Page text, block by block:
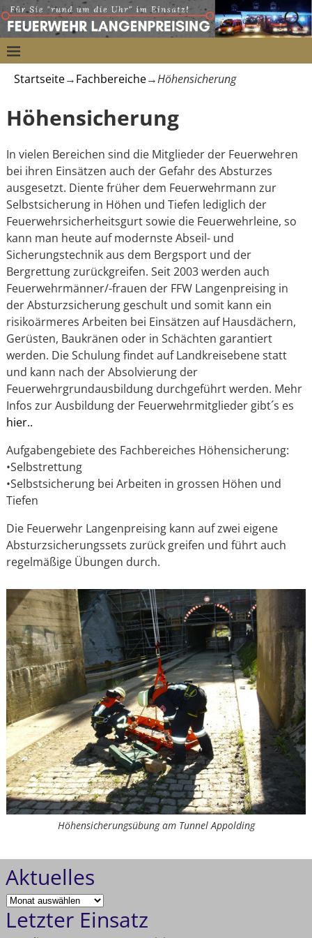
Startseite→Fachbereiche→Höhensicherung
Höhensicherung
In vielen Bereichen sind die Mitglieder der Feuerwehren
bei ihren Einsätzen auch der Gefahr des Absturzes
ausgesetzt. Diente früher dem Feuerwehrmann zur
Selbstsicherung in Höhen und Tiefen lediglich der
Feuerwehrsicherheitsgurt sowie die Feuerwehrleine, so
kann man heute auf modernste Abseil- und
Sicherungstechnik aus dem Bergsport und der
Bergrettung zurückgreifen. Seit 2003 werden auch
Feuerwehrmänner/-frauen der FFW Langenpreising in
der Absturzsicherung geschult und somit kann ein
risikoärmeres Arbeiten bei Einsätzen auf Hausdächern,
Gerüsten, Baukränen oder in Schächten garantiert
werden. Die Schulung findet auf Landkreisebene statt
und kann nach der Absolvierung der
Feuerwehrgrundausbildung durchgeführt werden. Mehr
Infos zur Ausbildung der Feuerwehrmitglieder gibt´s es
hier..
Aufgabengebiete des Fachbereiches Höhensicherung:
•Selbstrettung
•Selbstsicherung bei Arbeiten in grossen Höhen und
Tiefen
Die Feuerwehr Langenpreising kann auf zwei eigene
Absturzsicherungssets zurück greifen und führt auch
regelmäßige Übungen durch.
Höhensicherungsübung am Tunnel Appolding
Aktuelles
Letzter Einsatz